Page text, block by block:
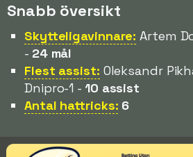
Snabb översikt
Skytteligavinnare: Artem
- 24 mål
Flest assist: Oleksandr
Dnipro-1 - 10 assist
Antal hattricks: 6